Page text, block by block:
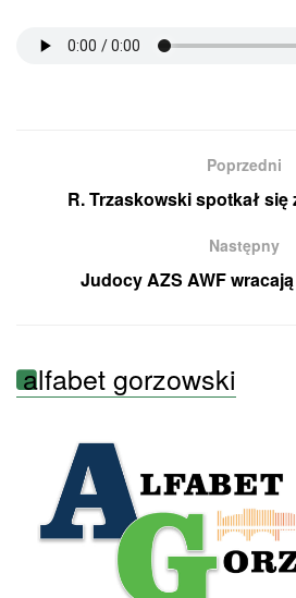
Poprzedni
R. Trzaskowski spotkał
Następny
Judocy AZS AWF
alfabet gorzowski